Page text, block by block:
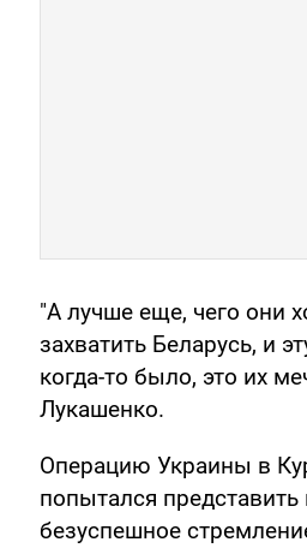
"А лучше еще, чего они
захватить Беларусь, и
когда-то было, это их
Лукашенко.
Операцию Украины в
попытался
безуспешное